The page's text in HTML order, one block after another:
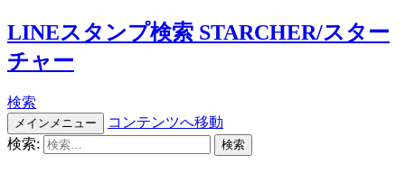
LINEスタンプ検索 STARCHER/スター
チャー
検索
メインメニュー
コンテンツへ移動
検索: